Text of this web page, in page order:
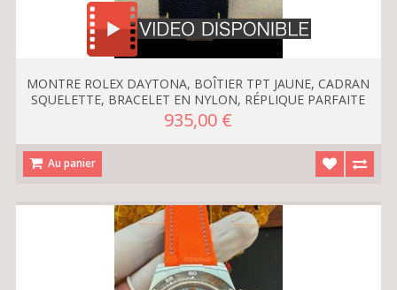
MONTRE ROLEX DAYTONA, BOÎTIER TPT JAUNE, CADRAN
SQUELETTE, BRACELET EN NYLON, RÉPLIQUE PARFAITE
935,00 €
Au panier